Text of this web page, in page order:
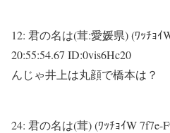
12: 君の名は(茸:愛媛県) (ﾜｯﾁｮｲ
20:55:54.67 ID:0vis6Hc20
んじゃ井上は丸顔で橋本は？
24: 君の名は(茸) (ﾜｯﾁｮｲW 7f7e-